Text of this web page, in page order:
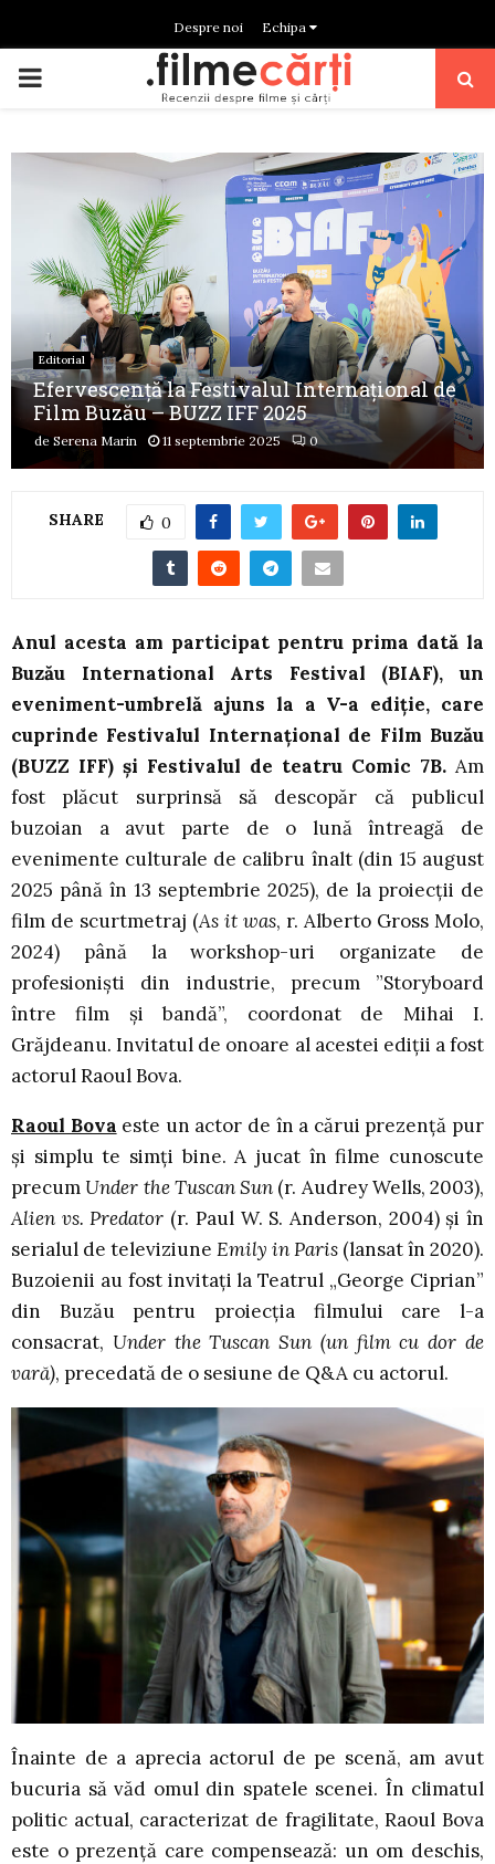
Despre noi Echipa
PRIMARY
Editorial
Efervescență la Festivalul Internațional de
Film Buzău – BUZZ IFF 2025
deSerena Marin 11 septembrie 2025 0
SHARE 0
Anul acesta am participat pentru prima dată la
Buzău International Arts Festival (BIAF), un
eveniment-umbrelă ajuns la a V-a ediție, care
cuprinde Festivalul Internațional de Film Buzău
(BUZZ IFF) și Festivalul de teatru Comic 7B. Am
fost plăcut surprinsă să descopăr că publicul
buzoian a avut parte de o lună întreagă de
evenimente culturale de calibru înalt (din 15 august
2025 până în 13 septembrie 2025), de la proiecții de
film de scurtmetraj (As it was, r. Alberto Gross Molo,
2024) până la workshop-uri organizate de
profesioniști din industrie, precum ”Storyboard
între film și bandă”, coordonat de Mihai I.
Grăjdeanu. Invitatul de onoare al acestei ediții a fost
actorul Raoul Bova.
Raoul Bova este un actor de în a cărui prezență pur
și simplu te simți bine. A jucat în filme cunoscute
precum Under the Tuscan Sun (r. Audrey Wells, 2003),
Alien vs. Predator (r. Paul W. S. Anderson, 2004) și în
serialul de televiziune Emily in Paris (lansat în 2020).
Buzoienii au fost invitați la Teatrul „George Ciprian”
din Buzău pentru proiecția filmului care l-a
consacrat, Under the Tuscan Sun (un film cu dor de
vară), precedată de o sesiune de Q&A cu actorul.
Înainte de a aprecia actorul de pe scenă, am avut
bucuria să văd omul din spatele scenei. În climatul
politic actual, caracterizat de fragilitate, Raoul Bova
este o prezență care compensează: un om deschis,